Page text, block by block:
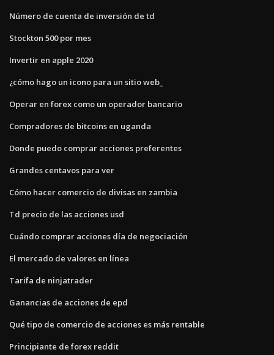
Número de cuenta de inversión de td
Stockton 500 por mes
Invertir en apple 2020
¿cómo hago un icono para un sitio web_
Operar en forex como un operador bancario
Compradores de bitcoins en uganda
Donde puedo comprar acciones preferentes
Grandes centavos para ver
Cómo hacer comercio de divisas en zambia
Td precio de las acciones usd
Cuándo comprar acciones día de negociación
El mercado de valores en línea
Tarifa de ninjatrader
Ganancias de acciones de epd
Qué tipo de comercio de acciones es más rentable
Principiante de forex reddit